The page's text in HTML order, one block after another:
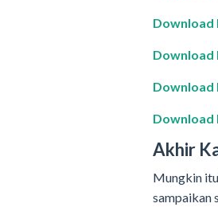
Download
Download
Download
Download
Akhir
Mungkin
sampaikan